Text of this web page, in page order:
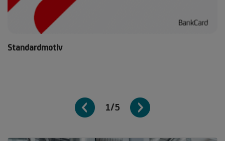
Standardmotiv
1/5